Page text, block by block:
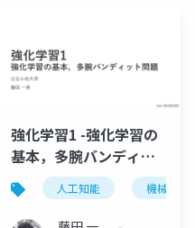
神経科学
強化学習1 -強化学習の
基本，多腕バンディッ
ト-
人工知能 機械学習